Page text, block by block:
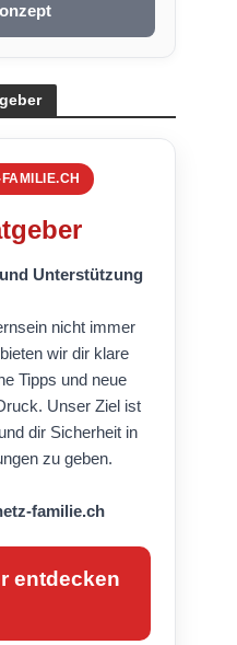
Unterstützung
nicht immer
wir dir klare
Tipps und neue
Unser Ziel ist
dir Sicherheit in
zu geben.
familie.ch
entdecken